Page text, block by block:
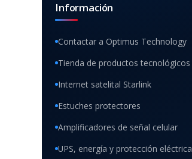
Información
Contactar a Optimus Technology
Tienda de productos tecnológicos
Internet satelital Starlink
Estuches protectores
Amplificadores de señal celular
UPS, energía y protección eléctrica